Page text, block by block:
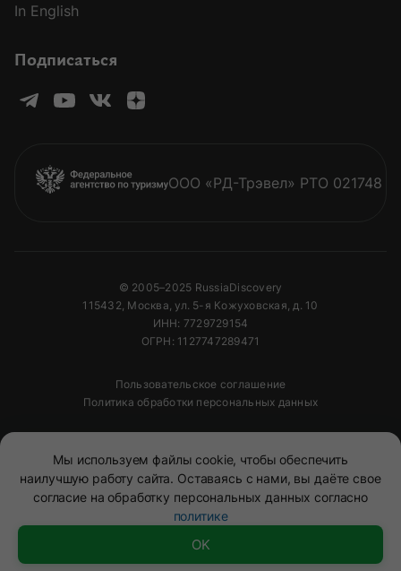
In English
Подписаться
ООО «РД-Трэвел» РТО 021748
© 2005–2025 RussiaDiscovery
115432, Москва, ул. 5-я Кожуховская, д. 10
ИНН: 7729729154
ОГРН: 1127747289471
Пользовательское соглашение
Политика обработки персональных данных
текстов возможно только с указанием активной
ссылки на сайтRussiaDiscovery
Mono&Background
Мы используем файлы cookie, чтобы обеспечить
наилучшую работу сайта. Оставаясь с нами, вы даёте свое
согласие на обработку персональных данных согласно
политике
OK